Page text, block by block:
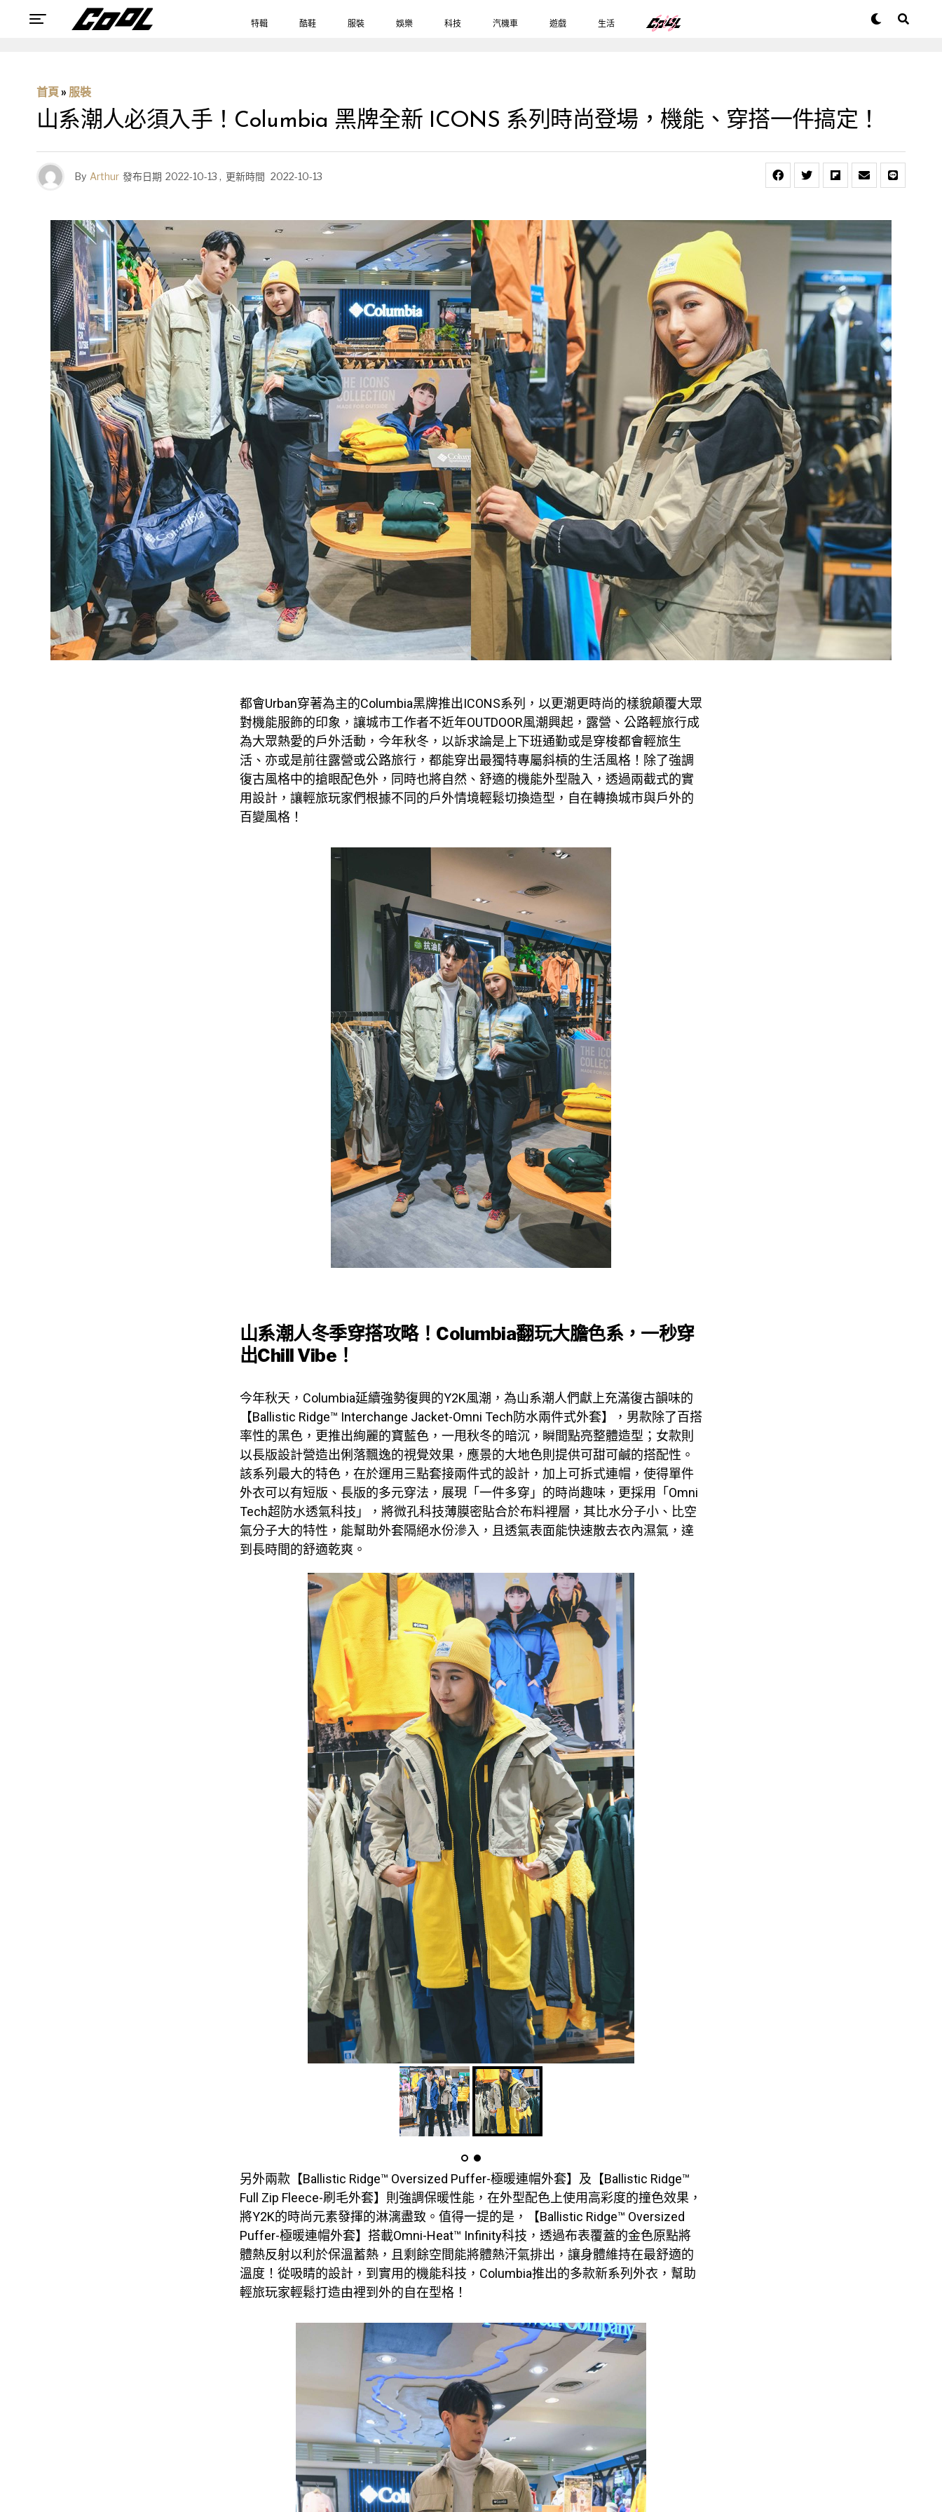
特輯 酷鞋 服裝 娛樂 科技 汽機車 遊戲 生活
首頁 » 服裝
山系潮人必須入手！Columbia 黑牌全新 ICONS 系列時尚登場，機能、穿搭一件搞定！
By Arthur 發布日期 2022-10-13 , 更新時間 2022-10-13
都會Urban穿著為主的Columbia黑牌推出ICONS系列，以更潮更時尚的樣貌顛覆大眾
對機能服飾的印象，讓城市工作者不近年OUTDOOR風潮興起，露營、公路輕旅行成
為大眾熱愛的戶外活動，今年秋冬，以訴求論是上下班通勤或是穿梭都會輕旅生
活、亦或是前往露營或公路旅行，都能穿出最獨特專屬斜槓的生活風格！除了強調
復古風格中的搶眼配色外，同時也將自然、舒適的機能外型融入，透過兩截式的實
用設計，讓輕旅玩家們根據不同的戶外情境輕鬆切換造型，自在轉換城市與戶外的
百變風格！
山系潮人冬季穿搭攻略！Columbia翻玩大膽色系，一秒穿
出Chill Vibe！
今年秋天，Columbia延續強勢復興的Y2K風潮，為山系潮人們獻上充滿復古韻味的
【Ballistic Ridge™ Interchange Jacket-Omni Tech防水兩件式外套】，男款除了百搭
率性的黑色，更推出絢麗的寶藍色，一甩秋冬的暗沉，瞬間點亮整體造型；女款則
以長版設計營造出俐落飄逸的視覺效果，應景的大地色則提供可甜可鹹的搭配性。
該系列最大的特色，在於運用三點套接兩件式的設計，加上可拆式連帽，使得單件
外衣可以有短版、長版的多元穿法，展現「一件多穿」的時尚趣味，更採用「Omni
Tech超防水透氣科技」，將微孔科技薄膜密貼合於布料裡層，其比水分子小、比空
氣分子大的特性，能幫助外套隔絕水份滲入，且透氣表面能快速散去衣內濕氣，達
到長時間的舒適乾爽。
另外兩款【Ballistic Ridge™ Oversized Puffer-極暖連帽外套】及【Ballistic Ridge™
Full Zip Fleece-刷毛外套】則強調保暖性能，在外型配色上使用高彩度的撞色效果，
將Y2K的時尚元素發揮的淋漓盡致。值得一提的是，【Ballistic Ridge™ Oversized
Puffer-極暖連帽外套】搭載Omni-Heat™ Infinity科技，透過布表覆蓋的金色原點將
體熱反射以利於保溫蓄熱，且剩餘空間能將體熱汗氣排出，讓身體維持在最舒適的
溫度！從吸睛的設計，到實用的機能科技，Columbia推出的多款新系列外衣，幫助
輕旅玩家輕鬆打造由裡到外的自在型格！